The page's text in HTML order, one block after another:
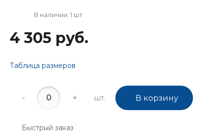
В наличии: 1 шт
4 305 руб.
Таблица размеров
- + шт. В корзину
Быстрый заказ